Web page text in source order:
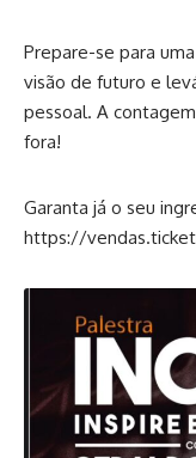
Prepare-se para
visão de futuro e
pessoal. A
fora!
Garanta já o seu
https://